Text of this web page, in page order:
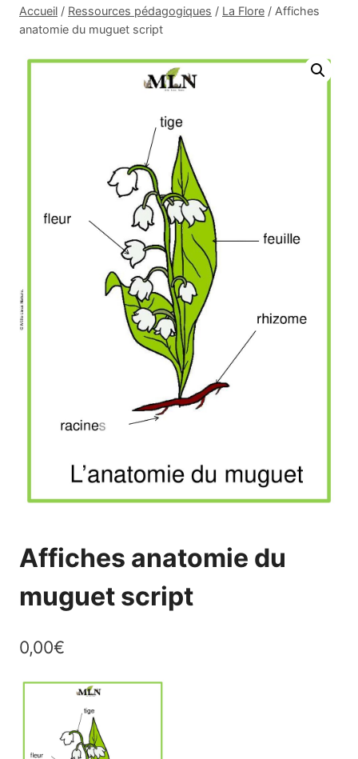
Accueil / Ressources pédagogiques / La Flore / Affiches
anatomie du muguet script
Affiches anatomie du
muguet script
0,00€